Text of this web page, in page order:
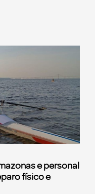
e personal
físico e